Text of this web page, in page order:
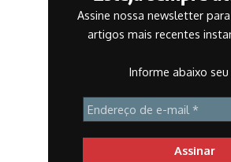
Assine nossa newsletter
artigos mais recentes
Informe abaixo